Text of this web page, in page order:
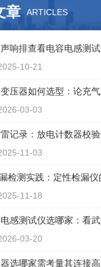
章 ARTICLES
响排查看电容电感测
10-21
03-03
记录：放电计数器校
11-03
检测实践：定性检漏
11-18
03-20